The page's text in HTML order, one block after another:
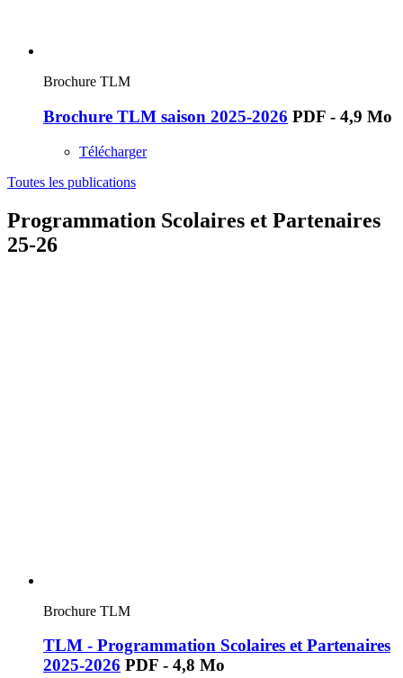
Brochure TLM
Brochure TLM saison 2025-2026 PDF - 4,9 Mo
Télécharger
Toutes les publications
Programmation Scolaires et Partenaires
25-26
Brochure TLM
TLM - Programmation Scolaires et Partenaires
2025-2026 PDF - 4,8 Mo